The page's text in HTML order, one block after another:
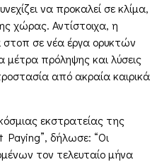
να προκαλεί σε κλίμα,
χώρας. Αντίστοιχα, η
στοπ σε νέα έργα ορυκτών
μέτρα πρόληψης και λύσεις
από ακραία καιρικά
εκστρατείας της
δήλωσε: “Οι
τον τελευταίο μήνα